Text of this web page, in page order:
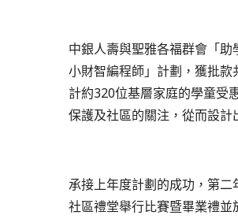
中銀人壽與聖雅各福群會「
小財智編程師」計劃，獲批
計約320位基層家庭的學童受
保護及社區的關注，從而設計
承接上年度計劃的成功，第
社區禮堂舉行比賽暨畢業禮